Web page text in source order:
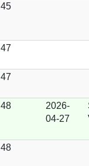
45
47
47
48
2026-
04-27
48